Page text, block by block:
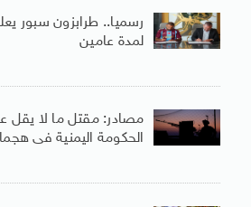
رسميا.. طرابزون سبور
لمدة عامين
الحكومة اليمنية فى